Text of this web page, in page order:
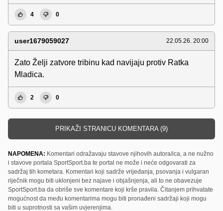
4 0
user1679059027 22.05.26. 20:00
Zato Želji zatvore tribinu kad navijaju protiv Ratka
Mladica.
2 0
PRIKAŽI STRANICU KOMENTARA (9)
NAPOMENA: Komentari odražavaju stavove njihovih autora/ica, a ne nužno
i stavove portala SportSport.ba te portal ne može i neće odgovarati za
sadržaj tih kometara. Komentari koji sadrže vrijeđanja, psovanja i vulgaran
riječnik mogu biti uklonjeni bez najave i objašnjenja, ali to ne obavezuje
SportSport.ba da obriše sve komentare koji krše pravila. Čitanjem prihvatate
mogućnost da među komentarima mogu biti pronađeni sadržaji koji mogu
biti u suprotnosti sa vašim uvjerenjima.